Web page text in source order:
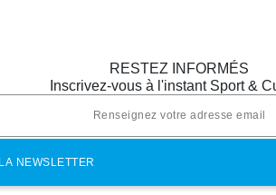
RESTEZ INFORMÉS
Inscrivez-vous à l'instant Sport &